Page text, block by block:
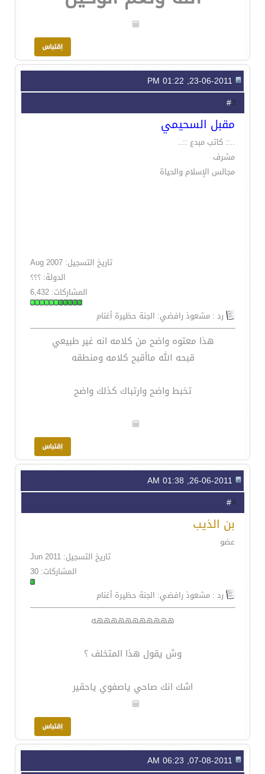
3
مقبل السحيمي
..:: كاتب مبدع ::..
مشرف
مجالس الإسلام والحياة
تاريخ التسجيل: Aug 2007
الدولة: ؟؟؟
المشاركات: 6,432
رد : مشعوذ رافضي: الجنة حظيرة أغنام
هذا معتوه واضح من كلامه انه غير طبيعي
قبحه الله ماأقبح كلامه ومنطقه
تخبط واضح وارتباك كذلك واضح
4
بن الذيب
عضو
تاريخ التسجيل: Jun 2011
المشاركات: 30
رد : مشعوذ رافضي: الجنة حظيرة أغنام
هههههههههههه
وش يقول هذا المتخلف ؟
اشك انك صاحي ياصفوي ياحقير